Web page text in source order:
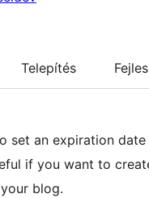
Telepítés
set an expiration
if you want to
blog.